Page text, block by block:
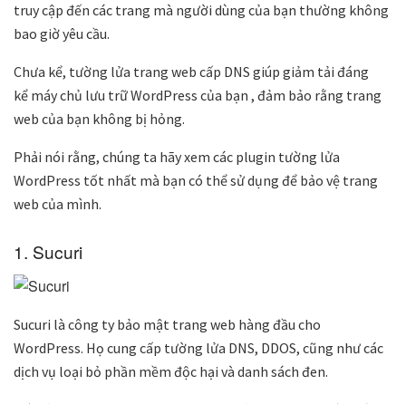
truy cập đến các trang mà người dùng của bạn thường không
bao giờ yêu cầu.
Chưa kể, tường lửa trang web cấp DNS giúp giảm tải đáng
kể máy chủ lưu trữ WordPress của bạn , đảm bảo rằng trang
web của bạn không bị hỏng.
Phải nói rằng, chúng ta hãy xem các plugin tường lửa
WordPress tốt nhất mà bạn có thể sử dụng để bảo vệ trang
web của mình.
1. Sucuri
Sucuri là công ty bảo mật trang web hàng đầu cho
WordPress. Họ cung cấp tường lửa DNS, DDOS, cũng như các
dịch vụ loại bỏ phần mềm độc hại và danh sách đen.